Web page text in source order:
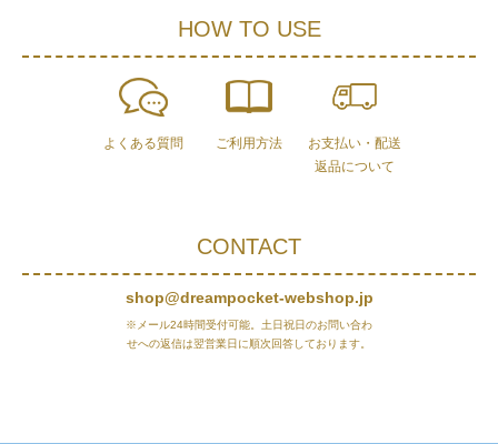
CONTACT
shop@dreampocket-webshop.jp
※メール24時間受付可能。土日祝日のお問い合わ
せへの返信は翌営業日に順次回答しております。
HOW TO USE
よくある質問 ご利用方法
お支払い・配送
返品について